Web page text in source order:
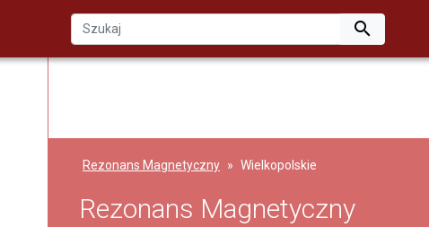

Rezonans Magnetyczny Wielkopolskie
Rezonans Magnetyczny